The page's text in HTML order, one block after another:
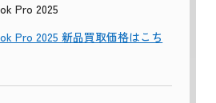
Pro 2025
Pro 2025 新品買取価格はこち